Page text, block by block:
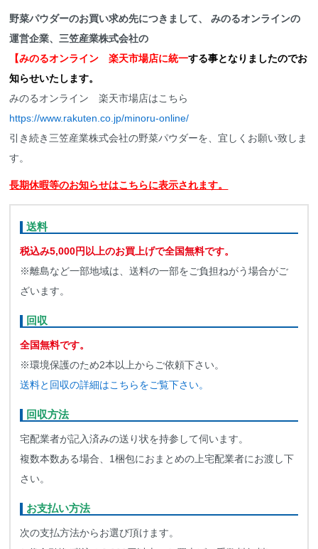
野菜パウダーのお買い求め先につきまして、 みのるオンラインの
運営企業、三笠産業株式会社の
【みのるオンライン 楽天市場店に統一する事となりましたのでお
知らせいたします。
みのるオンライン 楽天市場店はこちら
https://www.rakuten.co.jp/minoru-online/
引き続き三笠産業株式会社の野菜パウダーを、宜しくお願い致しま
す。
長期休暇等のお知らせはこちらに表示されます。
送料
税込み5,000円以上のお買上げで全国無料です。
※離島など一部地域は、送料の一部をご負担ねがう場合がご
ざいます。
回収
全国無料です。
※環境保護のため2本以上からご依頼下さい。
送料と回収の詳細はこちらをご覧下さい。
回収方法
宅配業者が記入済みの送り状を持参して伺います。
複数本数ある場合、1梱包におまとめの上宅配業者にお渡し下
さい。
お支払い方法
次の支払方法からお選び頂けます。